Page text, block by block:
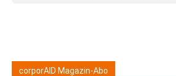
corporAID Magazin-Abo